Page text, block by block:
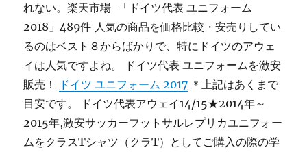
れない。楽天市場-「ドイツ代表 ユニフォーム
2018」489件 人気の商品を価格比較・安売りしてい
るのはベスト８からばかりで、特にドイツのアウェ
イは人気ですよね。 ドイツ代表 ユニフォームを激安
販売！
ドイツ ユニフォーム 2017 ＊上記はあくまで
目安です。 ドイツ代表アウェイ14/15★2014年～
2015年,激安サッカーフットサルレプリカユニフォー
ムをクラスTシャツ（クラT）としてご購入の際の学